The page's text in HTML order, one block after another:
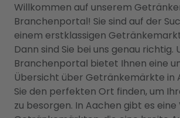
Willkommen auf unserem
Branchenportal! Sie sind auf der
einem erstklassigen
Dann sind Sie bei uns genau richtig.
Branchenportal bietet Ihnen eine
Übersicht über Getränkemärkte in
Sie den perfekten Ort finden, um
zu besorgen. In Aachen gibt es eine